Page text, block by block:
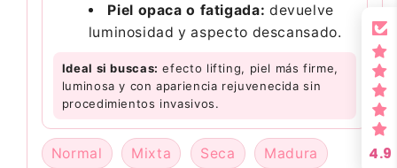
Piel opaca o fatigada: devuelve
luminosidad y aspecto descansado.
Ideal si buscas: efecto lifting, piel más firme,
luminosa y con apariencia rejuvenecida sin
procedimientos invasivos.
Normal Mixta Seca Madura 4.9